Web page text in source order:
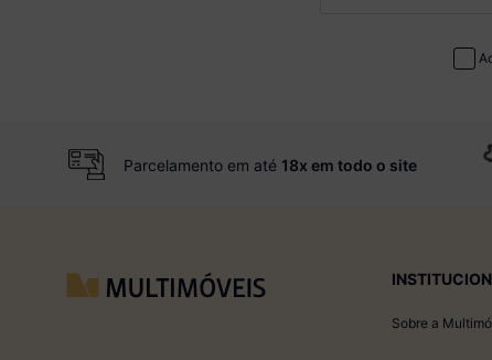
Parcelamento em até 18x em todo o site
Sobre a